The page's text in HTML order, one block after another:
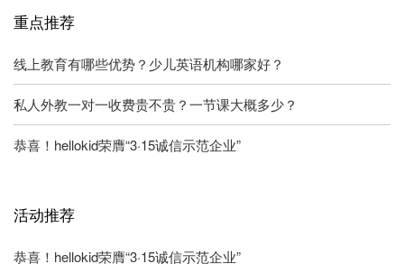
重点推荐
线上教育有哪些优势？少儿英语机构哪家好？
私人外教一对一收费贵不贵？一节课大概多少？
恭喜！hellokid荣膺“3·15诚信示范企业”
活动推荐
恭喜！hellokid荣膺“3·15诚信示范企业”